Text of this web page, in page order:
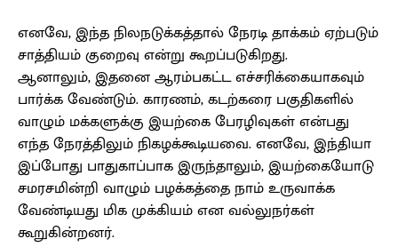
எனவே, இந்த நிலநடுக்கத்தால் நேரடி தாக்கம் ஏற்படும்
சாத்தியம் குறைவு என்று கூறப்படுகிறது.
ஆனாலும், இதனை ஆரம்பகட்ட எச்சரிக்கையாகவும்
பார்க்க வேண்டும். காரணம், கடற்கரை பகுதிகளில்
வாழும் மக்களுக்கு இயற்கை பேரழிவுகள் என்பது
எந்த நேரத்திலும் நிகழக்கூடியவை. எனவே, இந்தியா
இப்போது பாதுகாப்பாக இருந்தாலும், இயற்கையோடு
சமரசமின்றி வாழும் பழக்கத்தை நாம் உருவாக்க
வேண்டியது மிக முக்கியம் என வல்லுநர்கள்
கூறுகின்றனர்.